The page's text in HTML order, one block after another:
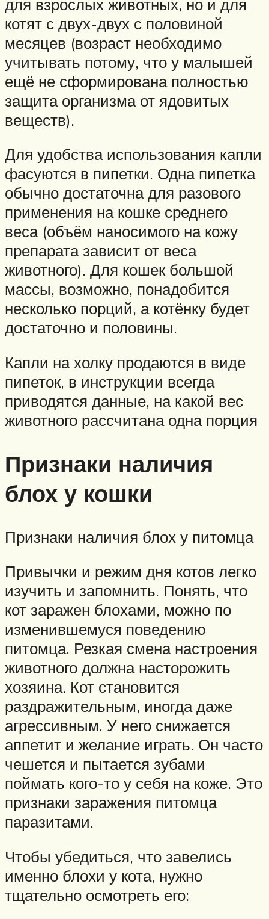
для взрослых животных, но и для
котят с двух-двух с половиной
месяцев (возраст необходимо
учитывать потому, что у малышей
ещё не сформирована полностью
защита организма от ядовитых
веществ).
Для удобства использования капли
фасуются в пипетки. Одна пипетка
обычно достаточна для разового
применения на кошке среднего
веса (объём наносимого на кожу
препарата зависит от веса
животного). Для кошек большой
массы, возможно, понадобится
несколько порций, а котёнку будет
достаточно и половины.
Капли на холку продаются в виде
пипеток, в инструкции всегда
приводятся данные, на какой вес
животного рассчитана одна порция
Признаки наличия
блох у кошки
Признаки наличия блох у питомца
Привычки и режим дня котов легко
изучить и запомнить. Понять, что
кот заражен блохами, можно по
изменившемуся поведению
питомца. Резкая смена настроения
животного должна насторожить
хозяина. Кот становится
раздражительным, иногда даже
агрессивным. У него снижается
аппетит и желание играть. Он часто
чешется и пытается зубами
поймать кого-то у себя на коже. Это
признаки заражения питомца
паразитами.
Чтобы убедиться, что завелись
именно блохи у кота, нужно
тщательно осмотреть его: